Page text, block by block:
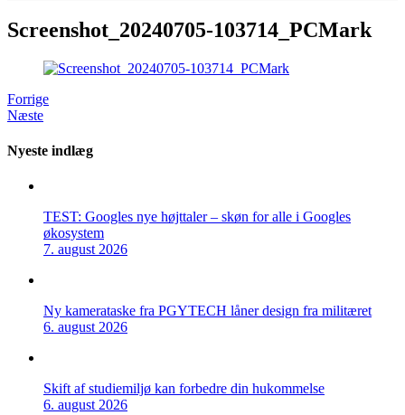
Screenshot_20240705-103714_PCMark
Forrige
Næste
Nyeste indlæg
TEST: Googles nye højttaler – skøn for alle i Googles
økosystem
7. august 2026
Ny kamerataske fra PGYTECH låner design fra militæret
6. august 2026
Skift af studiemiljø kan forbedre din hukommelse
6. august 2026